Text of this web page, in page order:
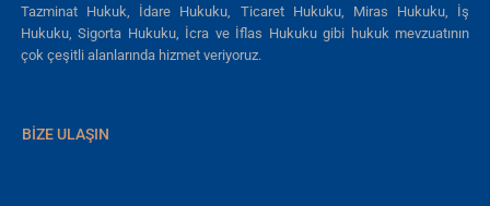
Tazminat Hukuk, İdare Hukuku, Ticaret Hukuku, Miras Hukuku, İş
Hukuku, Sigorta Hukuku, İcra ve İflas Hukuku gibi hukuk mevzuatının
çok çeşitli alanlarında hizmet veriyoruz.
BIZE ULAŞIN